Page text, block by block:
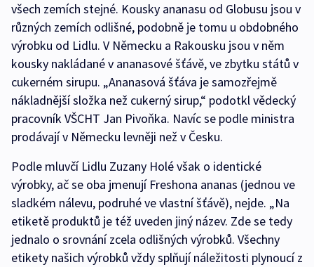
všech zemích stejné. Kousky ananasu od Globusu jsou v
různých zemích odlišné, podobně je tomu u obdobného
výrobku od Lidlu. V Německu a Rakousku jsou v něm
kousky nakládané v ananasové šťávě, ve zbytku států v
cukerném sirupu. „Ananasová šťáva je samozřejmě
nákladnější složka než cukerný sirup,“ podotkl vědecký
pracovník VŠCHT Jan Pivoňka. Navíc se podle ministra
prodávají v Německu levněji než v Česku.
Podle mluvčí Lidlu Zuzany Holé však o identické
výrobky, ač se oba jmenují Freshona ananas (jednou ve
sladkém nálevu, podruhé ve vlastní šťávě), nejde. „Na
etiketě produktů je též uveden jiný název. Zde se tedy
jednalo o srovnání zcela odlišných výrobků. Všechny
etikety našich výrobků vždy splňují náležitosti plynoucí z